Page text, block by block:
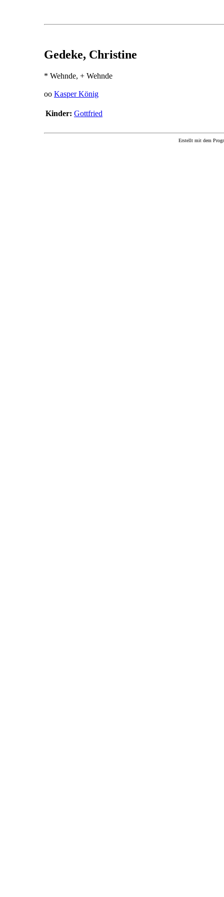
Gedeke, Christine
* Wehnde, + Wehnde
oo Kasper König
Kinder: Gottfried
Erstellt mit dem